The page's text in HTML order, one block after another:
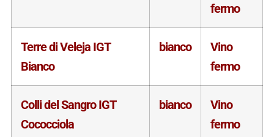
fermo
Terre di Veleja IGT
Bianco
bianco
Vino
fermo
Colli del Sangro IGT
Cococciola
bianco
Vino
fermo